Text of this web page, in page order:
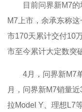
目前问界新M7
M7上市，余承东称
市170天累计交付10
市至今累计大定数突
4月，问界新M7
月，问界新M7销量
拉Model Y、理想L7